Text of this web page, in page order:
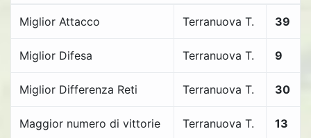
Miglior Attacco Terranuova T. 39
Miglior Difesa Terranuova T. 9
Miglior Differenza Reti Terranuova T. 30
Maggior numero di vittorie Terranuova T. 13